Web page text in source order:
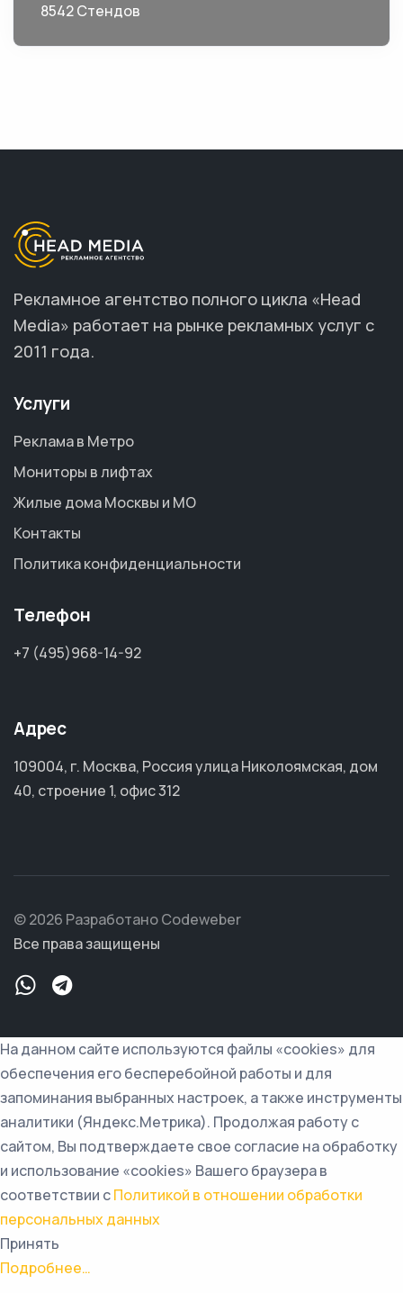
8542 Стендов
Рекламное агентство полного цикла «Head
Media» работает на рынке рекламных услуг с
2011 года.
Услуги
Реклама в Метро
Мониторы в лифтах
Жилые дома Москвы и МО
Контакты
Политика конфиденциальности
Телефон
+7 (495)968-14-92
Адрес
109004, г. Москва, Россия улица Николоямская, дом
40, строение 1, офис 312
© 2026 Разработано Codeweber
Все права защищены
На данном сайте используются файлы «cookies» для
обеспечения его бесперебойной работы и для
запоминания выбранных настроек, а также инструменты
аналитики (Яндекс.Метрика). Продолжая работу с
сайтом, Вы подтверждаете свое согласие на обработку
и использование «cookies» Вашего браузера в
соответствии сПолитикой в отношении обработки
персональных данных
Принять
Подробнее…